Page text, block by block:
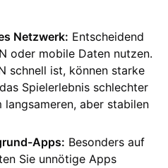
Netzwerk: Entscheidend
oder mobile Daten nutzen.
schnell ist, können starke
Spielerlebnis schlechter
langsameren, aber stabilen
Apps: Besonders auf
Sie unnötige Apps